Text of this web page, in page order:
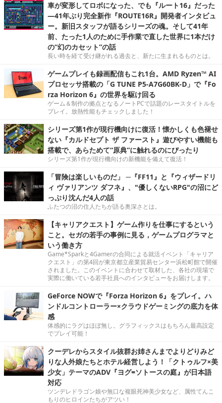
車が変形してロボになった、でも『ルート16』だった
―41年ぶり完全新作『ROUTE16R』開発者インタビュ
ー。新旧スタッフが語るシリーズの魂。そして41年
前、たった1人のために手作業で直した世界に1本だけ
の“幻のカセット”の話
長い時を経て受け継がれる過去と、新たに生まれるものとは。
ゲームプレイも録画配信もこれ1台。AMD Ryzen™ AI
プロセッサ搭載の「G TUNE P5-A7G60BK-D」で『Fo
rza Horizon 6』の世界を駆け回る
ゲーム＆制作の拠点となるノートPCで話題のレースタイトルを
プレイ。放熱性能もチェックしました！
シリーズ第1作が現行機向けに復活！懐かしくも色褪せ
ない『カルドセプト ザ ファースト』遊びやすい機能も
搭載で、あらためて“原典”に触れるのにぴったり
シリーズ第1作が現行機向けの新機能を備えて復活！
「冒険は楽しいものだ」 ─『FF11』と『ウィザードリ
ィ ヴァリアンツ ダフネ』、"優しくないRPG"の沼にど
っぷり沈んだ4人の話
ふたつの沼の住人たちが語る奥深さとは。
【キャリアクエスト】ゲーム作りを仕事にするという
こと。セガの若手の事例に見る，ゲームプログラマと
いう働き方
Game*Sparkと4Gamerの合同による就活イベント「キャリア
クエスト」の第4回が東京都立産業貿易センター浜松町館で開催
されました。このイベントに合わせて取材した、各社の現場で
実際に働いている若手社員へのインタビューをお届けします。
GeForce NOWで『Forza Horizon 6』をプレイ。ハ
ンドルコントローラー×クラウドゲーミングの底力を体
感
体感的にラグはほぼ無し。グラフィックスはもちろん最高設定
でプレイ可能！
クーデレからスタイル抜群お姉さんまでよりどりみど
りな人外娘たちとホテル経営しよう！「クトゥルフ×美
少女」テーマのADV『ヨグ=ソトースの庭』が日本語
対応
ツンデレドラゴン娘や無口な複眼死神美少女など、属性てんこ
もりのヒロインたちがアツい！